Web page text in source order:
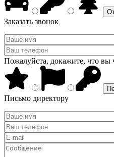
Заказать звонок
Пожалуйста, докажите, что вы
Письмо директору